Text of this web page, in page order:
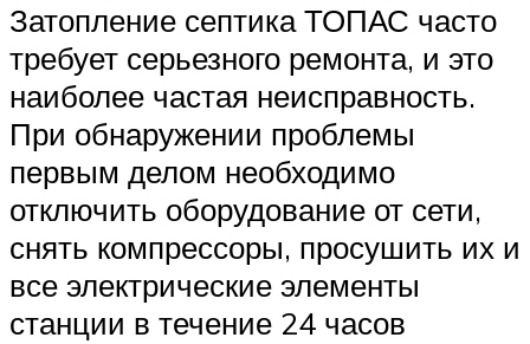
Затопление септика ТОПАС часто
требует серьезного ремонта, и это
наиболее частая неисправность.
При обнаружении проблемы
первым делом необходимо
отключить оборудование от сети,
снять компрессоры, просушить их и
все электрические элементы
станции в течение 24 часов